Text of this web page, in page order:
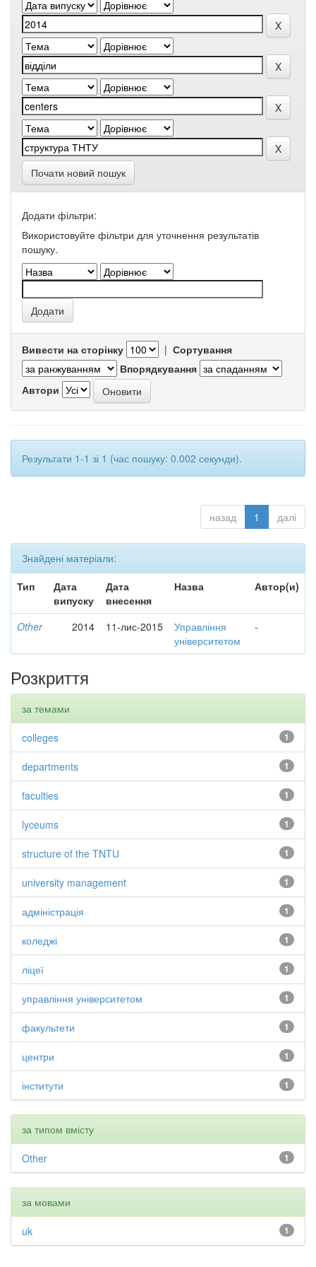
Почати новий пошук
Додати фільтри:
Використовуйте фільтри для уточнення результатів
пошуку.
Вивести на сторінку | Сортування
Впорядкування
Автори
Результати 1-1 зі 1 (час пошуку: 0.002 секунди).
назад 1 далі
Знайдені матеріали:
Тип
Дата
випуску
Дата
внесення
Назва Автор(и)
Other 2014 11-лис-2015
Управління
університетом
-
Розкриття
за темами
1
colleges
1
departments
1
faculties
1
lyceums
1
structure of the TNTU
1
university management
1
адміністрація
1
коледжі
1
ліцеї
1
управління університетом
1
факультети
1
центри
1
інститути
за типом вмісту
1
Other
за мовами
1
uk